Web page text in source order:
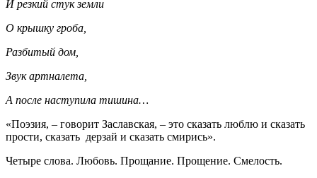
И резкий стук земли
О крышку гроба,
Разбитый дом,
Звук артналета,
А после наступила тишина…
«Поэзия, – говорит Заславская, – это сказать люблю и сказать
прости, сказать дерзай и сказать смирись».
Четыре слова. Любовь. Прощание. Прощение. Смелость.